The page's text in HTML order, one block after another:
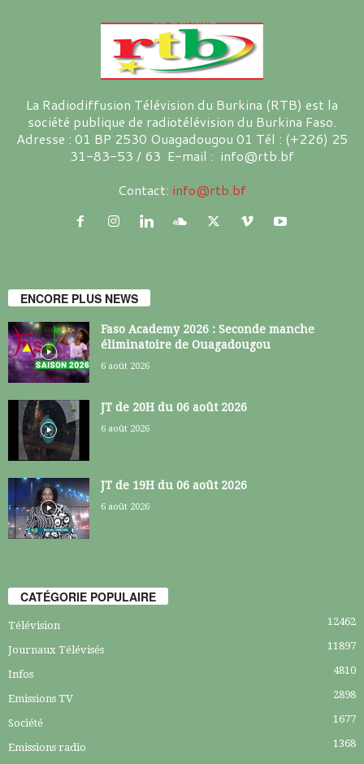
La Radiodiffusion Télévision du Burkina (RTB) est la
société publique de radiotélévision du Burkina Faso.
Adresse : 01 BP 2530 Ouagadougou 01 Tél : (+226) 25
31-83-53 / 63 E-mail : info@rtb.bf
Contact: info@rtb.bf
ENCORE PLUS NEWS
Faso Academy 2026 : Seconde manche
éliminatoire de Ouagadougou
6 août 2026
JT de 20H du 06 août 2026
6 août 2026
JT de 19H du 06 août 2026
6 août 2026
CATÉGORIE POPULAIRE
Télévision 12462
Journaux Télévisés 11897
Infos 4810
Emissions TV 2898
Société 1677
Emissions radio
1368